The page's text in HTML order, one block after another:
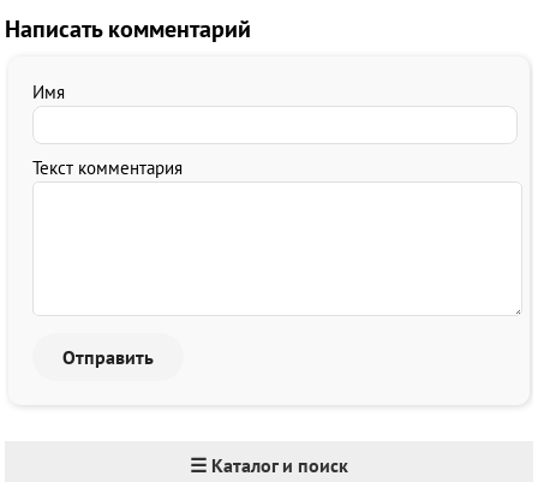
Написать комментарий
Имя
Текст комментария
☰ Каталог и поиск